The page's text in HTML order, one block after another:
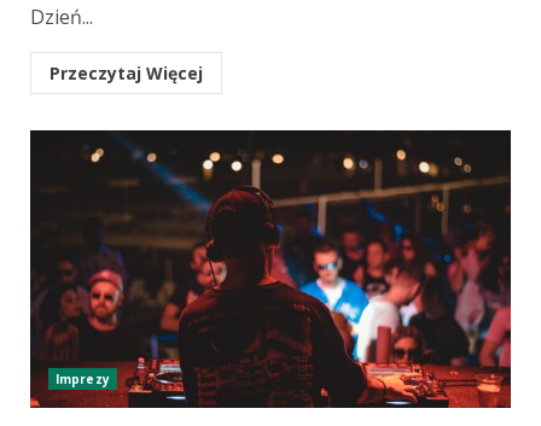
Dzień...
Przeczytaj Więcej
Imprezy